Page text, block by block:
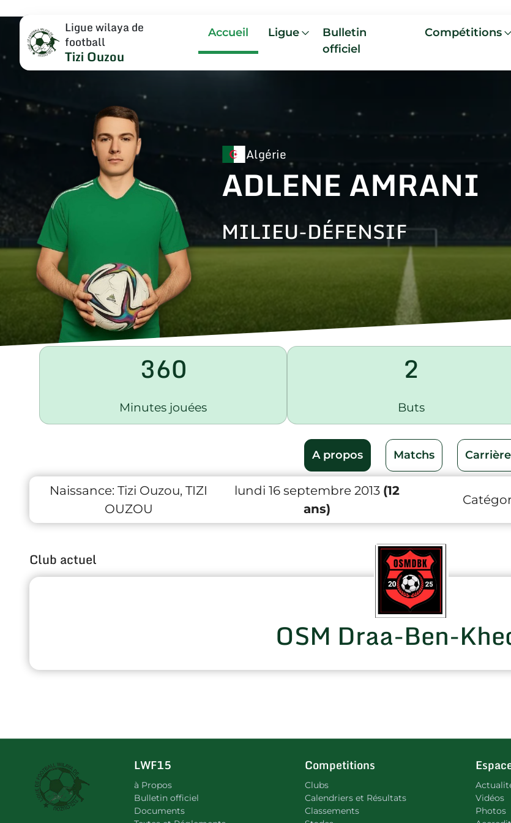
Ligue wilaya de
football
Tizi Ouzou
Accueil Ligue
Bulletin
officiel
Compétitions
Algérie
ADLENE AMRANI
MILIEU-DÉFENSIF
360
Minutes jouées
2
Buts
A propos Matchs Carrière
Naissance: Tizi Ouzou, TIZI
OUZOU
lundi 16 septembre 2013 (12
ans)
Club actuel
OSM Draa-Ben-
LWF15
à Propos
Bulletin officiel
Documents
Competitions
Clubs
Calendriers et Résultats
Classements
Vidéos
Photos